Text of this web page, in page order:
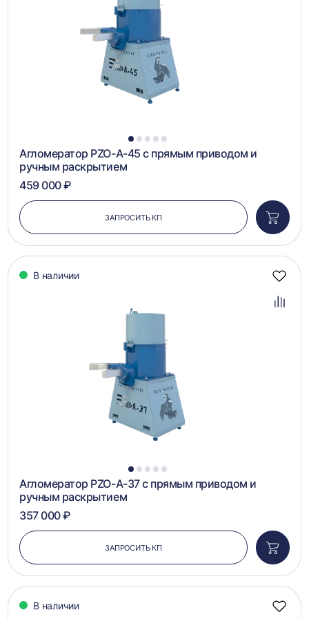
1 2 3 4 5
Агломератор PZO-А-45 с прямым приводом и
ручным раскрытием
459 000 ₽
ЗАПРОСИТЬ КП
в
В наличии
1 2 3 4 5
Агломератор PZO-А-37 с прямым приводом и
ручным раскрытием
357 000 ₽
ЗАПРОСИТЬ КП
в
В наличии